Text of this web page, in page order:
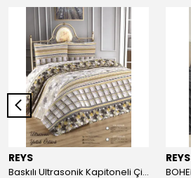
REYS
Baskılı Ultrasonik Kapitoneli Çift Kişilik Yatak Örtüsü
REYS